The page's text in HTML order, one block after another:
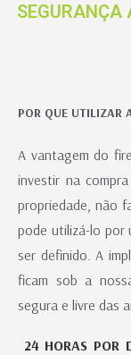
SEGURANÇA
POR QUE UTILIZAR
A vantagem do
investir na
propriedade, não
pode utilizá-lo por
ser definido. A
ficam sob a
segura e livre das
24 HORAS POR